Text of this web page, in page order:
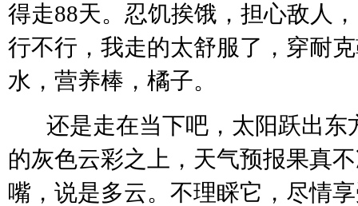
得走88天。忍饥挨饿，担心敌人
行不行，我走的太舒服了，穿耐
水，营养棒，橘子。
还是走在当下吧，太阳跃出东
的灰色云彩之上，天气预报果真
嘴，说是多云。不理睬它，尽情